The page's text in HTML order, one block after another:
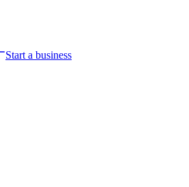
Start a business